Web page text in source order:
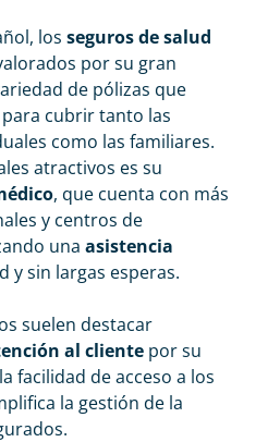
los seguros de salud
por su gran
de pólizas que
cubrir tanto las
como las familiares.
atractivos es su
, que cuenta con más
y centros de
una asistencia
y sin largas esperas.
suelen destacar
al cliente por su
facilidad de acceso a los
la gestión de la